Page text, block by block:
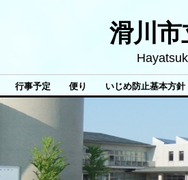
滑川市
行事予定 便り いじめ防止基本方針